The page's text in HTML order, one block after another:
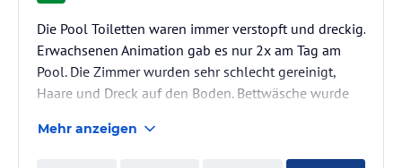
Die Pool Toiletten waren immer verstopft und dreckig.
Erwachsenen Animation gab es nur 2x am Tag am
Pool. Die Zimmer wurden sehr schlecht gereinigt,
Haare und Dreck auf den Boden. Bettwäsche wurde
Rezeption beschweren, erst dann kamm der Stein ins
Rollen. Essen war jeden Tag das gleiche. Kaum
Mehr anzeigen